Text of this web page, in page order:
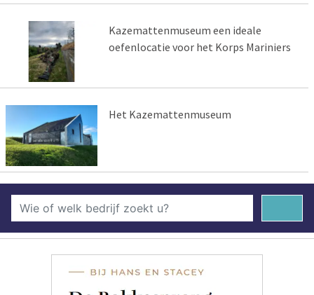
Kazemattenmuseum een ideale
oefenlocatie voor het Korps Mariniers
Het Kazemattenmuseum